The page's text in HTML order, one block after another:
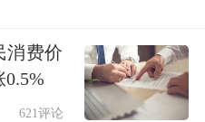
，刘纪鹏称主要
政法大学商学院院
消费价
621评论